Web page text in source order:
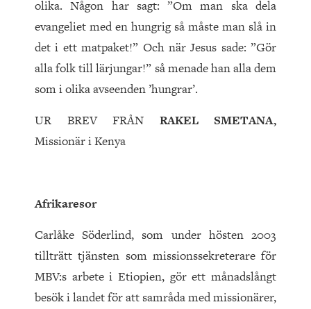
olika. Någon har sagt: ”Om man ska dela
evangeliet med en hungrig så måste man slå in
det i ett matpaket!” Och när Jesus sade: ”Gör
alla folk till lärjungar!” så menade han alla dem
som i olika avseenden ’hungrar’.
UR BREV FRÅN RAKEL SMETANA,
Missionär i Kenya
Afrikaresor
Carlåke Söderlind, som under hösten 2003
tillträtt tjänsten som missionssekreterare för
MBV:s arbete i Etiopien, gör ett månadslångt
besök i landet för att samråda med missionärer,